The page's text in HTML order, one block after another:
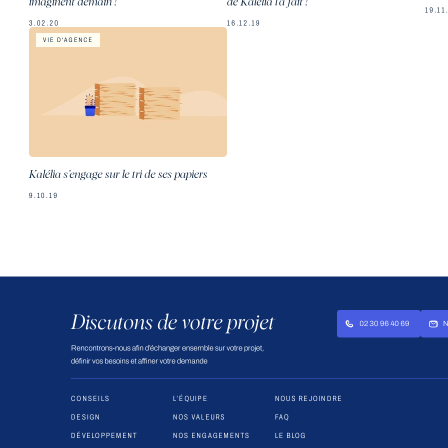
3.02.20 16.12.19
Kalélia s’engage sur le tri de ses papiers
VIE D'AGENCE
9.10.19
Discutons de votre projet
Rencontrons-nous afin d’échanger ensemble sur votre projet,
définir vos besoins et affiner votre demande
02 30 96 40 69
CONSEILS L’ÉQUIPE NOUS REJOINDRE
DESIGN NOS VALEURS FAQ
DÉVELOPPEMENT NOS ENGAGEMENTS LE BLOG